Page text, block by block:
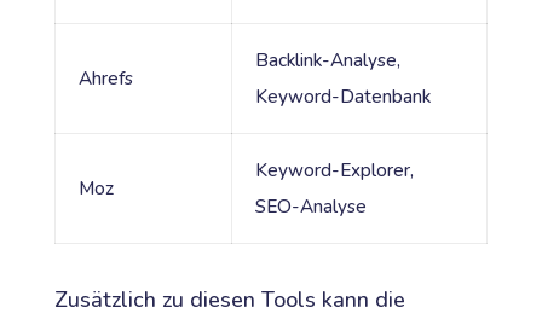
Ahrefs
Backlink-Analyse,
Keyword-Datenbank
Moz
Keyword-Explorer,
SEO-Analyse
Zusätzlich zu diesen Tools kann die